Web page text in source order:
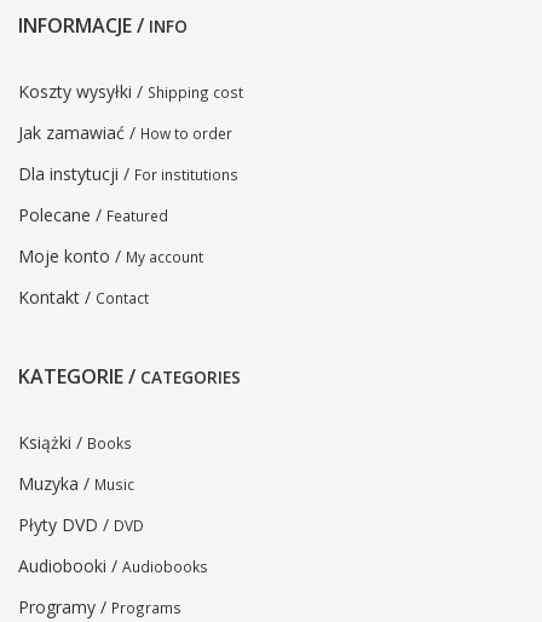
INFORMACJE / INFO
Koszty wysyłki / Shipping cost
Jak zamawiać / How to order
Dla instytucji / For institutions
Polecane / Featured
Moje konto / My account
Kontakt / Contact
KATEGORIE / CATEGORIES
Książki / Books
Muzyka / Music
Płyty DVD / DVD
Audiobooki / Audiobooks
Programy / Programs